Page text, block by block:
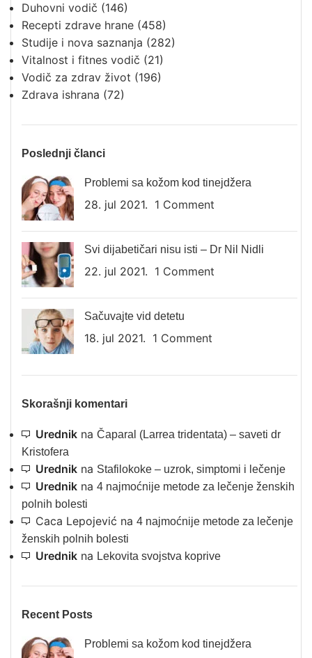
Duhovni vodič (146)
Recepti zdrave hrane (458)
Studije i nova saznanja (282)
Vitalnost i fitnes vodič (21)
Vodič za zdrav život (196)
Zdrava ishrana (72)
Poslednji članci
Problemi sa kožom kod tinejdžera
28. jul 2021. 1 Comment
Svi dijabetičari nisu isti – Dr Nil Nidli
22. jul 2021. 1 Comment
Sačuvajte vid detetu
18. jul 2021. 1 Comment
Skorašnji komentari
Urednik na Čaparal (Larrea tridentata) – saveti dr
Kristofera
Urednik na Stafilokoke – uzrok, simptomi i lečenje
Urednik na 4 najmoćnije metode za lečenje ženskih
polnih bolesti
Caca Lepojević na 4 najmoćnije metode za lečenje
ženskih polnih bolesti
Urednik na Lekovita svojstva koprive
Recent Posts
Problemi sa kožom kod tinejdžera